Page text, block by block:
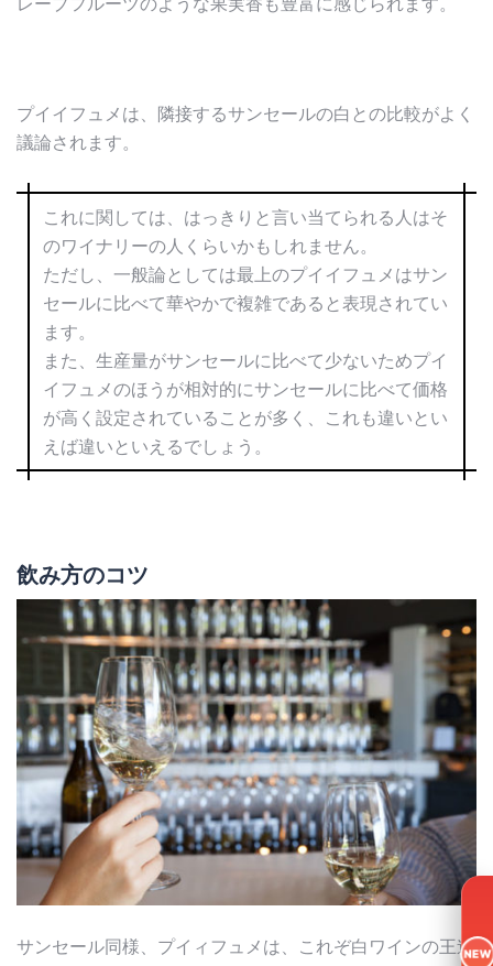
プイイフュメは、隣接するサンセールの白との比較がよく
議論されます。
これに関しては、はっきりと言い当てられる人はそ
のワイナリーの人くらいかもしれません。
ただし、一般論としては最上のプイイフュメはサン
セールに比べて華やかで複雑であると表現されてい
ます。
また、生産量がサンセールに比べて少ないためプイ
イフュメのほうが相対的にサンセールに比べて価格
が高く設定されていることが多く、これも違いとい
えば違いといえるでしょう。
飲み方のコツ
サンセール同様、プイィフュメは、これぞ白ワインの王道NEW